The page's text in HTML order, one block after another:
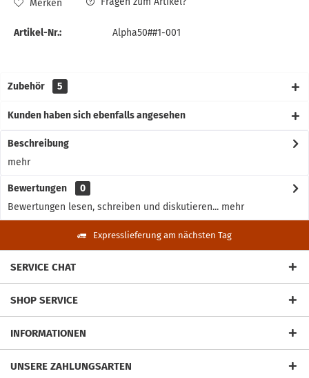
Merken
Artikel-Nr.: Alpha50##1-001
Zubehör 5
Kunden haben sich ebenfalls angesehen
Beschreibung
mehr
Bewertungen
0
Bewertungen lesen, schreiben und diskutieren... mehr
Expresslieferung am nächsten Tag
SERVICE CHAT
SHOP SERVICE
INFORMATIONEN
UNSERE ZAHLUNGSARTEN